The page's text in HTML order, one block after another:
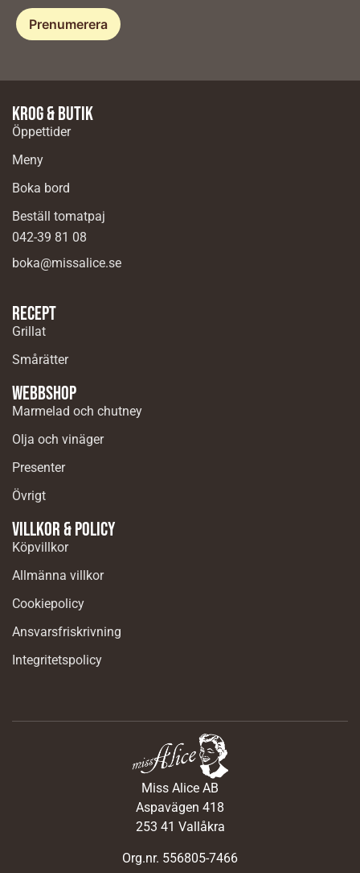
Krog & butik
Öppettider
Meny
Boka bord
Beställ tomatpaj
042-39 81 08
boka@missalice.se
Recept
Grillat
Smårätter
Webbshop
Marmelad och chutney
Olja och vinäger
Presenter
Övrigt
Villkor & Policy
Köpvillkor
Allmänna villkor
Cookiepolicy
Ansvarsfriskrivning
Integritetspolicy
Miss Alice AB
Aspavägen 418
253 41 Vallåkra
Org.nr. 556805-7466